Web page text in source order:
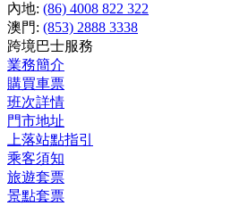
內地: (86) 4008 822 322
澳門: (853) 2888 3338
跨境巴士服務
業務簡介
購買車票
班次詳情
門市地址
上落站點指引
乘客須知
旅遊套票
景點套票